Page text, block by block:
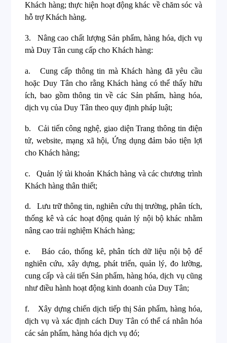
Khách hàng; thực hiện hoạt động khác về chăm sóc và
hỗ trợ Khách hàng.
3.
Nâng cao chất lượng Sản phẩm, hàng hóa, dịch vụ
mà Duy Tân cung cấp cho Khách hàng:
a.
Cung cấp thông tin mà Khách hàng đã yêu cầu
hoặc Duy Tân cho rằng Khách hàng có thể thấy hữu
ích, bao gồm thông tin về các Sản phẩm, hàng hóa,
dịch vụ của Duy Tân theo quy định pháp luật;
b.
Cải tiến công nghệ, giao diện Trang thông tin điện
tử, website, mạng xã hội, Ứng dụng đảm bảo tiện lợi
cho Khách hàng;
c.
Quản lý tài khoản Khách hàng và các chương trình
Khách hàng thân thiết;
d.
Lưu trữ thông tin, nghiên cứu thị trường, phân tích,
thống kê và các hoạt động quản lý nội bộ khác nhằm
nâng cao trải nghiệm Khách hàng;
e.
Báo cáo, thống kê, phân tích dữ liệu nội bộ để
nghiên cứu, xây dựng, phát triển, quản lý, đo lường,
cung cấp và cải tiến Sản phẩm, hàng hóa, dịch vụ cũng
như điều hành hoạt động kinh doanh của Duy Tân;
f.
Xây dựng chiến dịch tiếp thị Sản phẩm, hàng hóa,
dịch vụ và xác định cách Duy Tân có thể cá nhân hóa
các sản phẩm, hàng hóa dịch vụ đó;